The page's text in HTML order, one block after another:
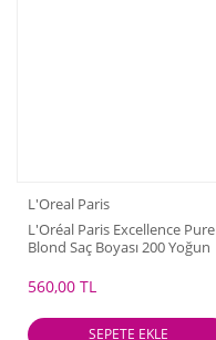
L'Oreal Paris
L'Oréal Paris Excellence Pure
Blond Saç Boyası 200 Yoğun
560,00 TL
SEPETE EKLE